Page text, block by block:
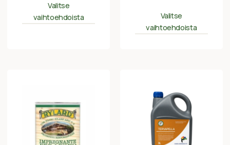
Valitse
vaihtoehdoista
Valitse
vaihtoehdoista